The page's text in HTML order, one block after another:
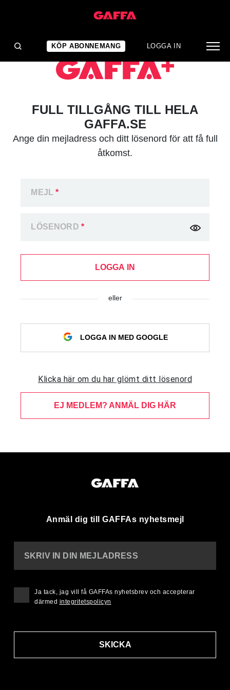
KÖP ABONNEMANG LOGGA IN
FULL TILLGÅNG TILL HELA
GAFFA.SE
Ange din mejladress och ditt lösenord för att få full
åtkomst.
MEJL*
LÖSENORD *
LOGGA IN
eller
LOGGA IN MED GOOGLE
Klicka här om du har glömt ditt lösenord
EJ MEDLEM? ANMÄL DIG HÄR
Anmäl dig till GAFFAs nyhetsmejl
SKRIV IN DIN MEJLADRESS
SKICKA
Ja tack, jag vill få GAFFAs nyhetsbrev och accepterar
därmed integritetspolicyn